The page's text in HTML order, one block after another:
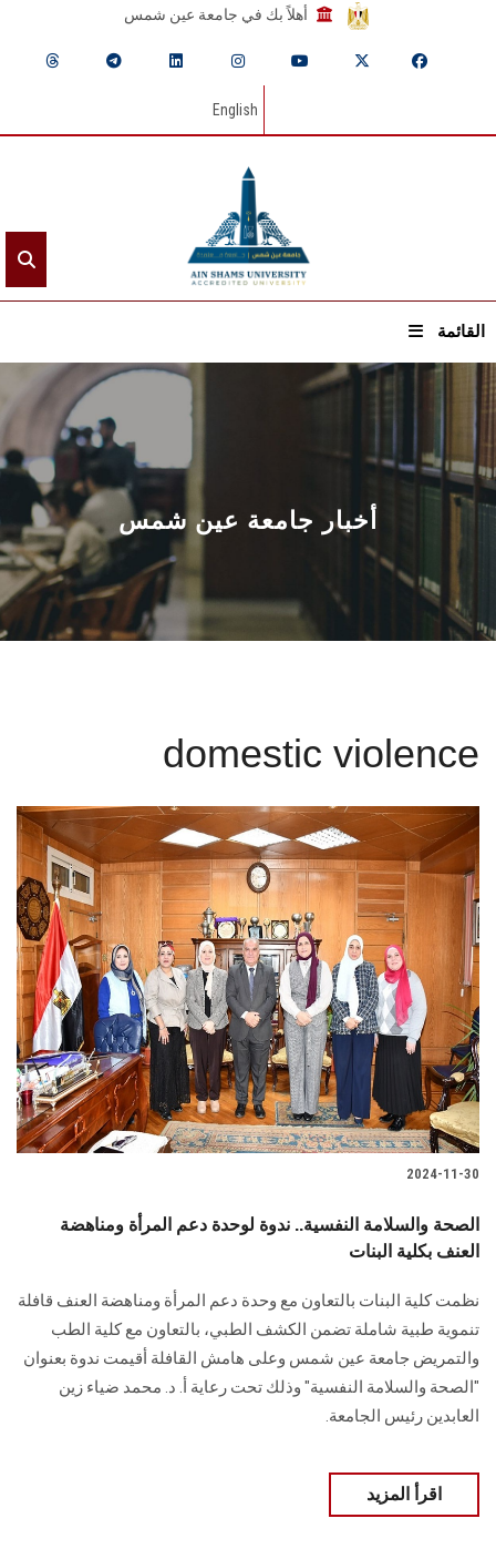
أهلاً بك في جامعة عين شمس
English
القائمة
الرئيسيـة
عن الجامعة
القطاعـات
الشئون الأكاديمية
البحث العلمي
الأنظمة الذكية
الإعلام
تواصل معنا
الطلاب
هيئة التدريس
الدراسات العليا
الزائـرون
سجل الان
أخبار جامعة عين شمس
domestic violence
2024-11-30
الصحة والسلامة النفسية.. ندوة لوحدة دعم المرأة ومناهضة
العنف بكلية البنات
نظمت كلية البنات بالتعاون مع وحدة دعم المرأة ومناهضة العنف قافلة
تنموية ‏طبية شاملة تضمن الكشف الطبي، بالتعاون مع كلية الطب
والتمريض جامعة عين شمس وعلى ‏هامش القافلة أقيمت ندوة بعنوان
"الصحة والسلامة النفسية" وذلك تحت رعاية أ. د. محمد ضياء ‏زين
العابدين رئيس الجامعة.
اقرأ المزيد